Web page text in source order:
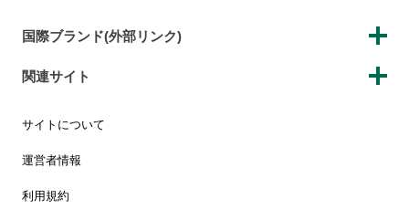
国際ブランド(外部リンク)
関連サイト
サイトについて
運営者情報
利用規約